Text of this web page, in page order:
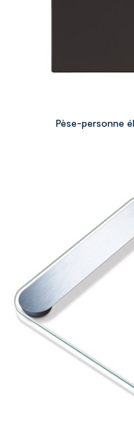
Pèse-personne